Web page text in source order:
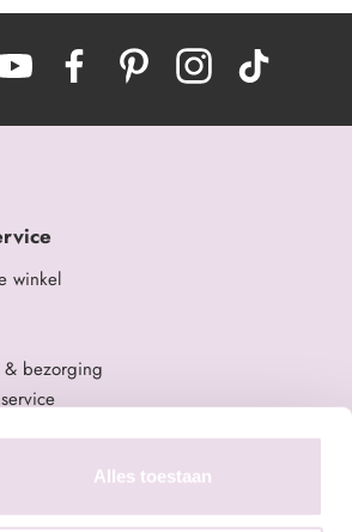
Alles toestaan
winkel
bezorging